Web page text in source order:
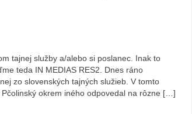
tajnej služby a/alebo si poslanec. Inak to
teda IN MEDIAS RES2. Dnes ráno
zo slovenských tajných služieb. V tomto
okrem iného odpovedal na rôzne […]